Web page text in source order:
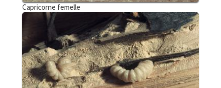
Capricorne femelle